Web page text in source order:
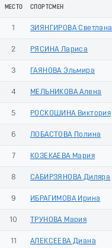
МЕСТО СПОРТСМЕН
1 ЗИЯНГИРОВА Светлана
2 РЯСИНА Лариса
3 ГАЯНОВА Эльмира
4 МЕЛЬНИКОВА Алена
5 РОСКОШИНА Виктория
6 ЛОБАСТОВА Полина
7 КОЗЕКАЕВА Мария
8 САБИРЗЯНОВА Диляра
9 ИБРАГИМОВА Ирина
10 ТРУНОВА Мария
11 АЛЕКСЕЕВА Диана